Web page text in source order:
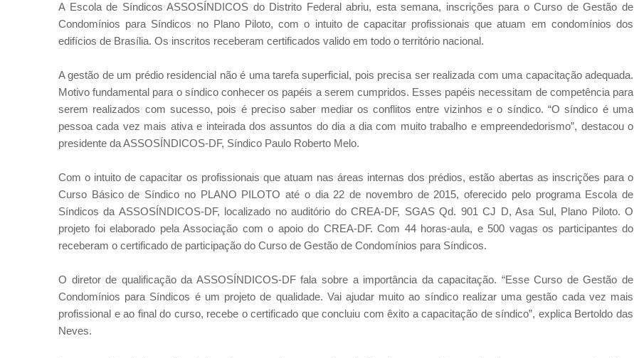
A Escola de Síndicos ASSOSÍNDICOS do Distrito Federal abriu, esta semana, inscrições para o Curso de Gestão de
Condomínios para Síndicos no Plano Piloto, com o intuito de capacitar profissionais que atuam em condomínios dos
edifícios de Brasília. Os inscritos receberam certificados valido em todo o território nacional.
A gestão de um prédio residencial não é uma tarefa superficial, pois precisa ser realizada com uma capacitação adequada.
Motivo fundamental para o síndico conhecer os papéis a serem cumpridos. Esses papéis necessitam de competência para
serem realizados com sucesso, pois é preciso saber mediar os conflitos entre vizinhos e o síndico. “O síndico é uma
pessoa cada vez mais ativa e inteirada dos assuntos do dia a dia com muito trabalho e empreendedorismo”, destacou o
presidente da ASSOSÍNDICOS-DF, Síndico Paulo Roberto Melo.
Com o intuito de capacitar os profissionais que atuam nas áreas internas dos prédios, estão abertas as inscrições para o
Curso Básico de Síndico no PLANO PILOTO até o dia 22 de novembro de 2015, oferecido pelo programa Escola de
Síndicos da ASSOSÍNDICOS-DF, localizado no auditório do CREA-DF, SGAS Qd. 901 CJ D, Asa Sul, Plano Piloto. O
projeto foi elaborado pela Associação com o apoio do CREA-DF. Com 44 horas-aula, e 500 vagas os participantes do
receberam o certificado de participação do Curso de Gestão de Condomínios para Síndicos.
O diretor de qualificação da ASSOSÍNDICOS-DF fala sobre a importância da capacitação. “Esse Curso de Gestão de
Condomínios para Síndicos é um projeto de qualidade. Vai ajudar muito ao síndico realizar uma gestão cada vez mais
profissional e ao final do curso, recebe o certificado que concluiu com êxito a capacitação de síndico”, explica Bertoldo das
Neves.